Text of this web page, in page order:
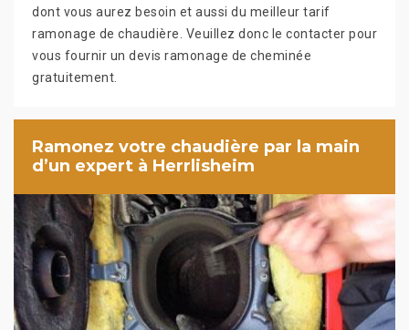
dont vous aurez besoin et aussi du meilleur tarif
ramonage de chaudière. Veuillez donc le contacter pour
vous fournir un devis ramonage de cheminée
gratuitement.
Ramonez votre chaudière par la main
d’un expert à Herrlisheim